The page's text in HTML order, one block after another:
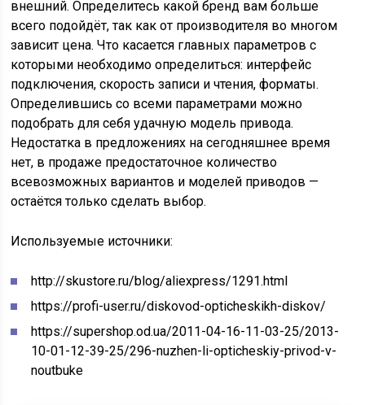
внешний. Определитесь какой бренд вам больше
всего подойдёт, так как от производителя во многом
зависит цена. Что касается главных параметров с
которыми необходимо определиться: интерфейс
подключения, скорость записи и чтения, форматы.
Определившись со всеми параметрами можно
подобрать для себя удачную модель привода.
Недостатка в предложениях на сегодняшнее время
нет, в продаже предостаточное количество
всевозможных вариантов и моделей приводов —
остаётся только сделать выбор.
Используемые источники:
http://skustore.ru/blog/aliexpress/1291.html
https://profi-user.ru/diskovod-opticheskikh-diskov/
https://supershop.od.ua/2011-04-16-11-03-25/2013-
10-01-12-39-25/296-nuzhen-li-opticheskiy-privod-v-
noutbuke